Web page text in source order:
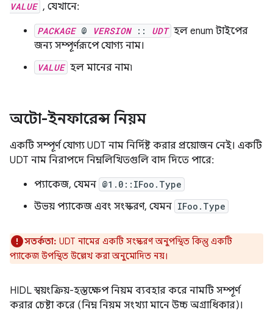
VALUE , যেখানে:
PACKAGE@ VERSION:: UDT হল enum টাইপের
জন্য সম্পূর্ণরূপে যোগ্য নাম।
VALUE হল মানের নাম৷
অটো-ইনফারেন্স নিয়ম
একটি সম্পূর্ণ যোগ্য UDT নাম নির্দিষ্ট করার প্রয়োজন নেই। একটি
UDT নাম নিরাপদে নিম্নলিখিতগুলি বাদ দিতে পারে:
প্যাকেজ, যেমন @1.0::IFoo.Type
উভয় প্যাকেজ এবং সংস্করণ, যেমন IFoo.Type
সতর্কতা: UDT নামের একটি সংস্করণ অনুপস্থিত কিন্তু একটি
প্যাকেজ উপস্থিত উল্লেখ করা অনুমোদিত নয়।
HIDL স্বয়ংক্রিয়-হস্তক্ষেপ নিয়ম ব্যবহার করে নামটি সম্পূর্ণ
করার চেষ্টা করে (নিম্ন নিয়ম সংখ্যা মানে উচ্চ অগ্রাধিকার)।